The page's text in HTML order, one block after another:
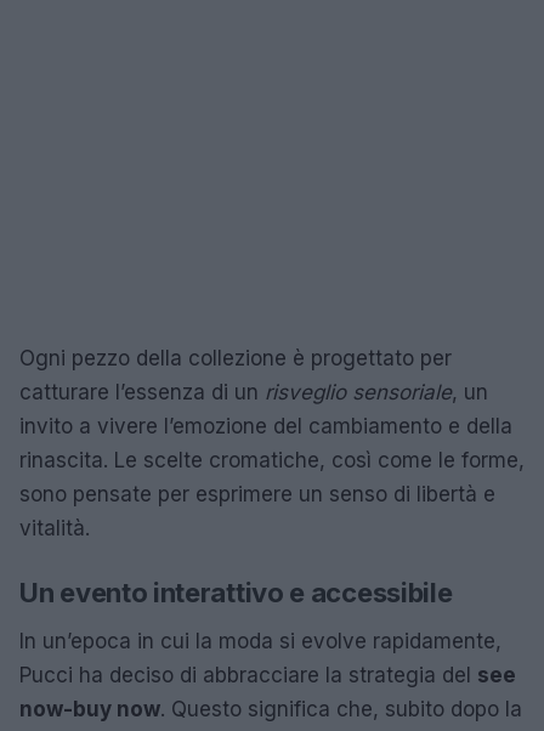
Ogni pezzo della collezione è progettato per
catturare l’essenza di un risveglio sensoriale, un
invito a vivere l’emozione del cambiamento e della
rinascita. Le scelte cromatiche, così come le forme,
sono pensate per esprimere un senso di libertà e
vitalità.
Un evento interattivo e accessibile
In un’epoca in cui la moda si evolve rapidamente,
Pucci ha deciso di abbracciare la strategia del see
now-buy now. Questo significa che, subito dopo la